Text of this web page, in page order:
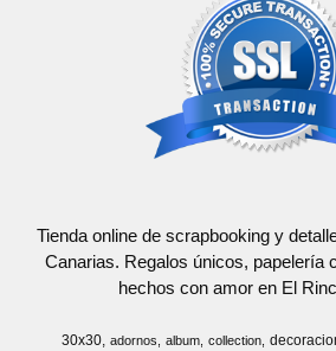
Tienda online de scrapbooking y
Canarias. Regalos únicos, papelería
hechos con amor en El
30x30 adornos album collection